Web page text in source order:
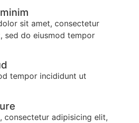
sit amet, consectetur
sed do eiusmod tempor
tempor incididunt ut
consectetur adipisicing elit,